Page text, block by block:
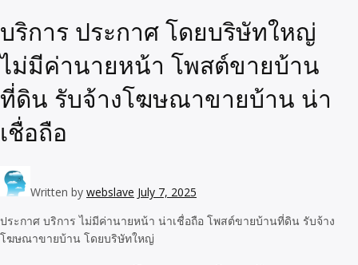
บริการ ประกาศ โดยบริษัทใหญ่
ไม่มีค่านายหน้า โพสต์ขายบ้าน
ที่ดิน รับจ้างโฆษณาขายบ้าน น่า
เชื่อถือ
Written by webslave July 7, 2025
ประกาศ บริการ ไม่มีค่านายหน้า น่าเชื่อถือ โพสต์ขายบ้านที่ดิน รับจ้าง
โฆษณาขายบ้าน โดยบริษัทใหญ่